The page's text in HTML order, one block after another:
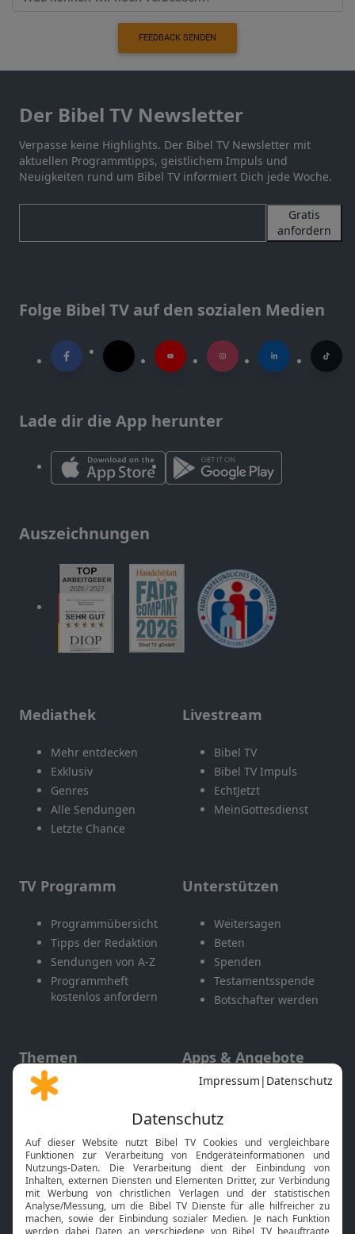
FEEDBACK SENDEN
Der Bibel TV Newsletter
Verpasse keine Highlights. Der Bibel TV Newsletter mit
aktuellen Programmtipps, geistlichem Impuls und
Neuigkeiten rund um Bibel TV informiert Dich jede Woche.
Gratis
anfordern
Folge Bibel TV auf den sozialen Medien
Lade dir die App herunter
Auszeichnungen
Mediathek
Mehr entdecken
Exklusiv
Genres
Alle Sendungen
Letzte Chance
Livestream
Bibel TV
Bibel TV Impuls
EchtJetzt
MeinGottesdienst
TV Programm
Programmübersicht
Tipps der Redaktion
Sendungen von A-Z
Programmheft
kostenlos anfordern
Unterstützen
Weitersagen
Beten
Spenden
Testamentsspende
Botschafter werden
Themen
Gott und Bibel erklärt
Neuigkeiten
Apps & Angebote
Mobile App
Smart TV
HbbTV
Bibelthek Online-Bibel
Nächster Gottesdienst